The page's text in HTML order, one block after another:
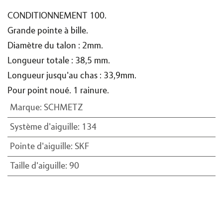
CONDITIONNEMENT 100.
Grande pointe à bille.
Diamètre du talon : 2mm.
Longueur totale : 38,5 mm.
Longueur jusqu'au chas : 33,9mm.
Pour point noué. 1 rainure.
Marque: SCHMETZ
Système d'aiguille: 134
Pointe d'aiguille: SKF
Taille d'aiguille: 90